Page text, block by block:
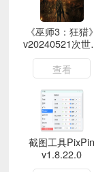
《巫师3：狂猎》
v20240521次世
版
查看
截图工具PixPin
v1.8.22.0